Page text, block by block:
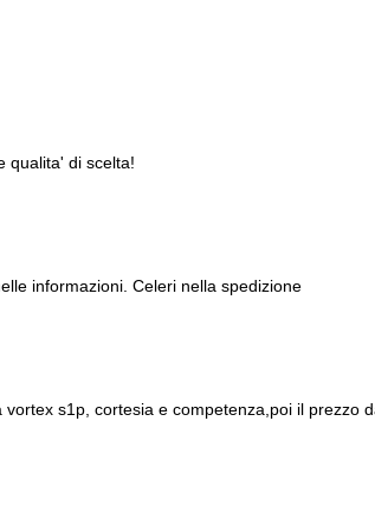
qualita' di scelta!
informazioni. Celeri nella spedizione
s1p, cortesia e competenza,poi il prezzo